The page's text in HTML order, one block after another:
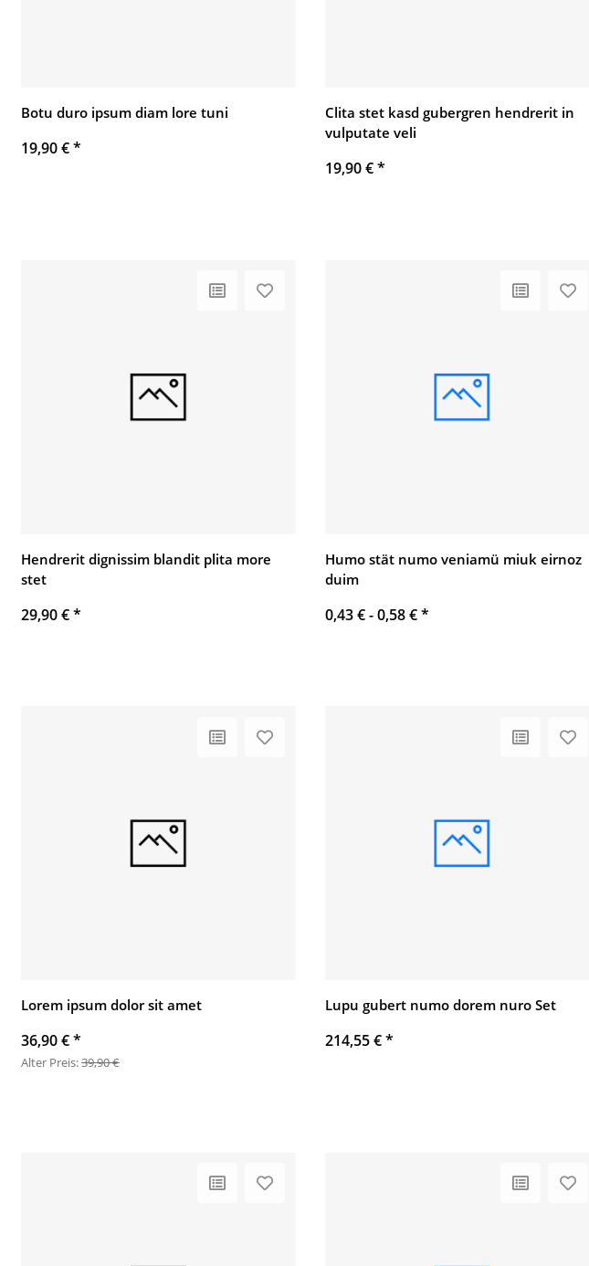
Botu duro ipsum diam lore tuni
19,90 €*
Clita stet kasd gubergren hendrerit in
vulputate veli
19,90 €*
Hendrerit dignissim blandit plita more
stet
29,90 €*
Humo stät numo veniamü miuk eirnoz
duim
0,43 € -0,58 €*
Lorem ipsum dolor sit amet
36,90 €*
Alter Preis:39,90 €
Lupu gubert numo dorem nuro Set
214,55 €*